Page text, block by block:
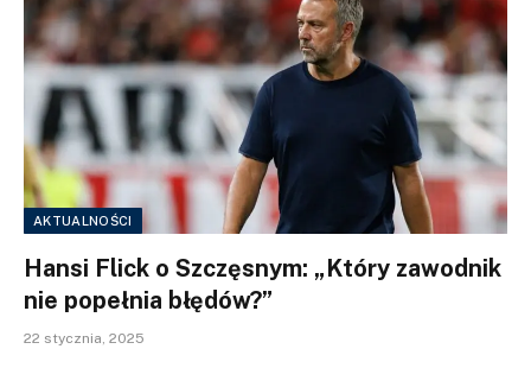
AKTUALNOŚCI
Hansi Flick o Szczęsnym: „Który zawodnik
nie popełnia błędów?”
22 stycznia, 2025